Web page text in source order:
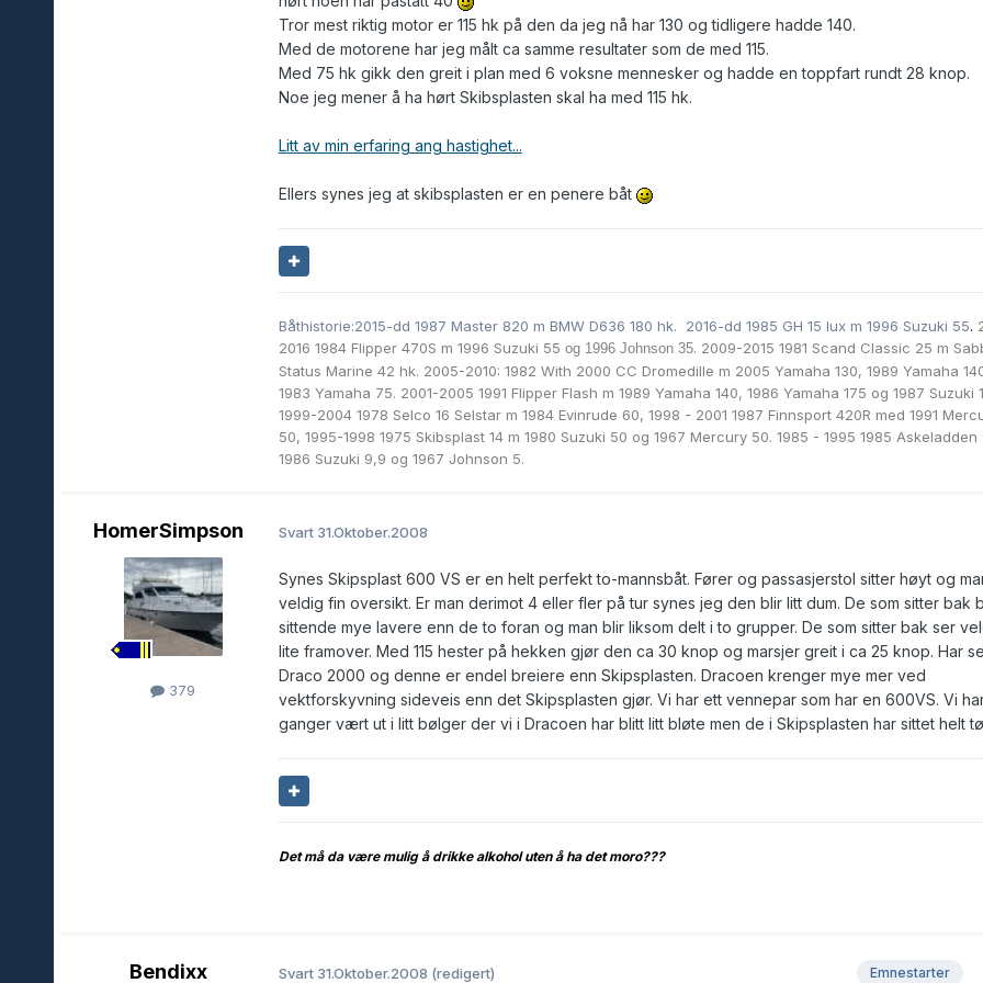
Tror mest riktig motor er 115 hk på den da jeg nå har 130 og tidligere hadde 140.
Med de motorene har jeg målt ca samme resultater som de med 115.
Med 75 hk gikk den greit i plan med 6 voksne mennesker og hadde en toppfart rundt 28 knop.
Noe jeg mener å ha hørt Skibsplasten skal ha med 115 hk.
Litt av min erfaring ang hastighet...
Ellers synes jeg at skibsplasten er en penere båt
Båthistorie:2015-dd 1987 Master 820 m BMW D636 180 hk. 2016-dd 1985 GH 15 lux m 1996 Suzuki 55.
2016 1984 Flipper 470S m 1996 Suzuki 55 og 1996 Johnson 35. 2009-2015 1981 Scand Classic 25 m
Status Marine 42 hk. 2005-2010: 1982 With 2000 CC Dromedille m 2005 Yamaha 130, 1989 Yamaha
1983 Yamaha 75. 2001-2005 1991 Flipper Flash m 1989 Yamaha 140, 1986 Yamaha 175 og 1987 Suzuki
1999-2004 1978 Selco 16 Selstar m 1984 Evinrude 60, 1998 - 2001 1987 Finnsport 420R med 1991
50, 1995-1998 1975 Skibsplast 14 m 1980 Suzuki 50 og 1967 Mercury 50. 1985 - 1995 1985 Askeladden
1986 Suzuki 9,9 og 1967 Johnson 5.
HomerSimpson
379
Svart 31.Oktober.2008
Synes Skipsplast 600 VS er en helt perfekt to-mannsbåt. Fører og passasjerstol sitter høyt og
veldig fin oversikt. Er man derimot 4 eller fler på tur synes jeg den blir litt dum. De som sitter bak
sittende mye lavere enn de to foran og man blir liksom delt i to grupper. De som sitter bak ser
lite framover. Med 115 hester på hekken gjør den ca 30 knop og marsjer greit i ca 25 knop. Har
Draco 2000 og denne er endel breiere enn Skipsplasten. Dracoen krenger mye mer ved
vektforskyvning sideveis enn det Skipsplasten gjør. Vi har ett vennepar som har en 600VS. Vi
ganger vært ut i litt bølger der vi i Dracoen har blitt litt bløte men de i Skipsplasten har sittet helt
Det må da være mulig å drikke alkohol uten å ha det moro???
Bendixx Emnestarter
Svart 31.Oktober.2008 (redigert)